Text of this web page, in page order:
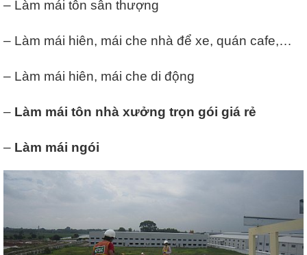
– Làm mái tôn sân thượng
– Làm mái hiên, mái che nhà để xe, quán cafe,…
– Làm mái hiên, mái che di động
– Làm mái tôn nhà xưởng trọn gói giá rẻ
– Làm mái ngói